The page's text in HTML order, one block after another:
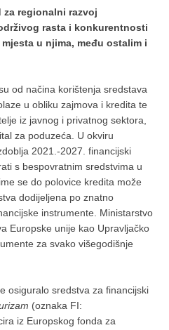
regionalni razvoj
rasta i konkurentnosti
u njima, među ostalim i
od načina korištenja sredstava
u obliku zajmova i kredita te
iz javnog i privatnog sektora,
za poduzeća. U okviru
2021.-2027. financijski
s bespovratnim sredstvima u
se do polovice kredita može
dodijeljena po znatno
instrumente. Ministarstvo
Europske unije kao Upravljačko
za svako višegodišnje
osiguralo sredstva za financijski
(oznaka FI:
iz Europskog fonda za